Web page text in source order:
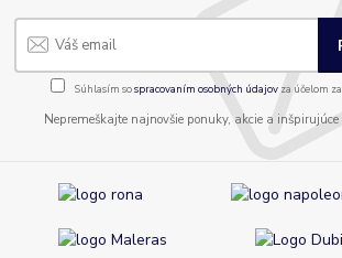
Súhlasím sospracovaním osobných údajov za účelom
Nepremeškajte najnovšie ponuky, akcie a